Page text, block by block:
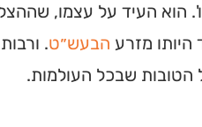
הוא העיד על עצמו,
מזרע הבעש״ט.
הטובות שבכל העולמות.